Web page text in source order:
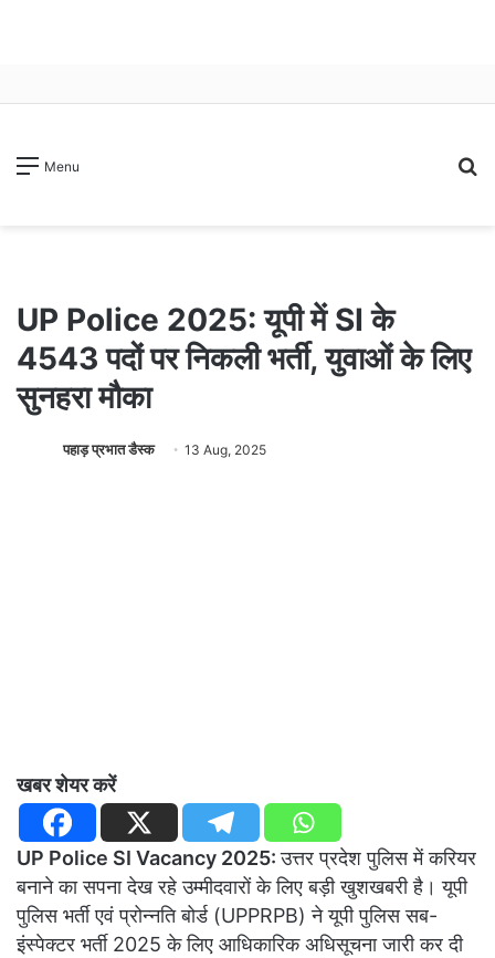
Menu
UP Police 2025: यूपी में SI के
4543 पदों पर निकली भर्ती, युवाओं के लिए
सुनहरा मौका
पहाड़ प्रभात डैस्क 13 Aug, 2025
खबर शेयर करें
UP Police SI Vacancy 2025:उत्तर प्रदेश पुलिस में करियर
बनाने का सपना देख रहे उम्मीदवारों के लिए बड़ी खुशखबरी है। यूपी
पुलिस भर्ती एवं प्रोन्नति बोर्ड (UPPRPB) ने यूपी पुलिस सब-
इंस्पेक्टर भर्ती 2025 के लिए आधिकारिक अधिसूचना जारी कर दी